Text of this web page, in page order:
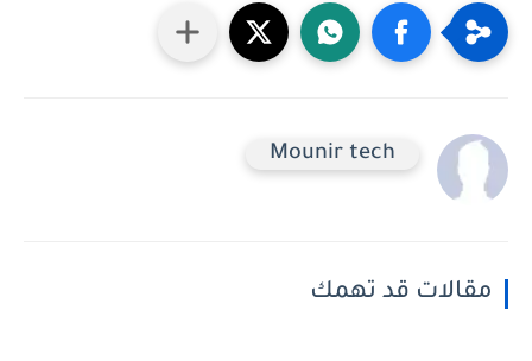
Mounir tech
مقالات قد تهمك